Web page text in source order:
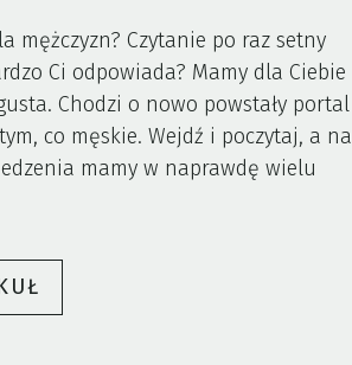
mężczyzn? Czytanie po raz setny
Ci odpowiada? Mamy dla Ciebie
Chodzi o nowo powstały portal
co męskie. Wejdź i poczytaj, a na
mamy w naprawdę wielu
–